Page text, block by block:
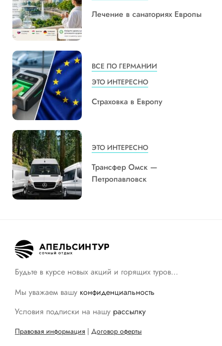
Лечение в санаториях Европы
ВСЕ ПО ГЕРМАНИИ
ЭТО ИНТЕРЕСНО
Страховка в Европу
ЭТО ИНТЕРЕСНО
Трансфер Омск —
Петропавловск
Будьте в курсе новых акций и горящих туров…
Мы уважаем вашу конфиденциальность
Условия подписки на нашу рассылку
Правовая информация | Договор оферты